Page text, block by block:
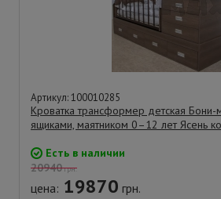
Артикул: 100010285
Кроватка трансформер детская Бони-
ящиками, маятником 0–12 лет Ясень
Есть в наличии
20940грн.
цена: 19870 грн.